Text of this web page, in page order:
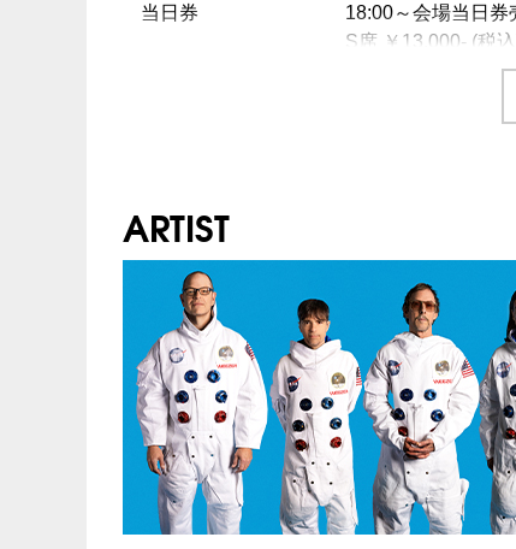
※未就学児(6歳未満
キョードーインフ
当日券
18:00～会場当日券
S席 ￥13,000- (税
S席 ￥12,000- (税
チケット先行
期間：8/16(金
クリエイティブマ
期間：8/16(金
注意事項 ※未就学児(6歳未満
INFO キョードー東海
企画・制作・招聘：クリエイティブ
ARTIST